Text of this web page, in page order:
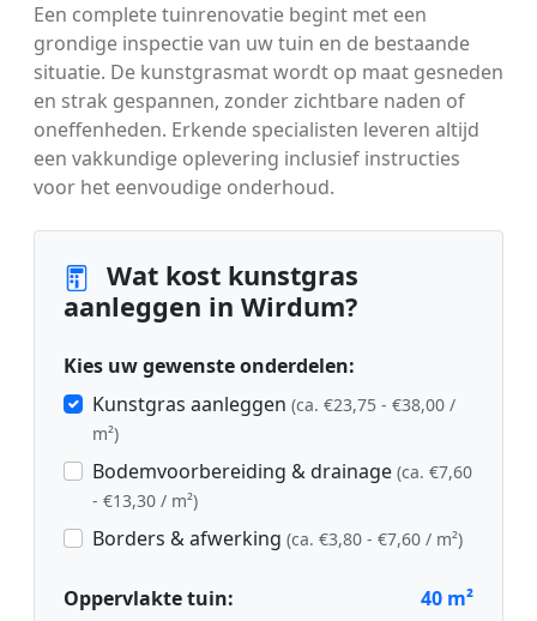
Een complete tuinrenovatie begint met een
grondige inspectie van uw tuin en de bestaande
situatie. De kunstgrasmat wordt op maat gesneden
en strak gespannen, zonder zichtbare naden of
oneffenheden. Erkende specialisten leveren altijd
een vakkundige oplevering inclusief instructies
voor het eenvoudige onderhoud.
Wat kost kunstgras
aanleggen in Wirdum?
Kies uw gewenste onderdelen:
Kunstgras aanleggen (ca. €23,75 - €38,00 /
m²)
Bodemvoorbereiding & drainage (ca. €7,60
- €13,30 / m²)
Borders & afwerking (ca. €3,80 - €7,60 / m²)
Oppervlakte tuin: 40 m²